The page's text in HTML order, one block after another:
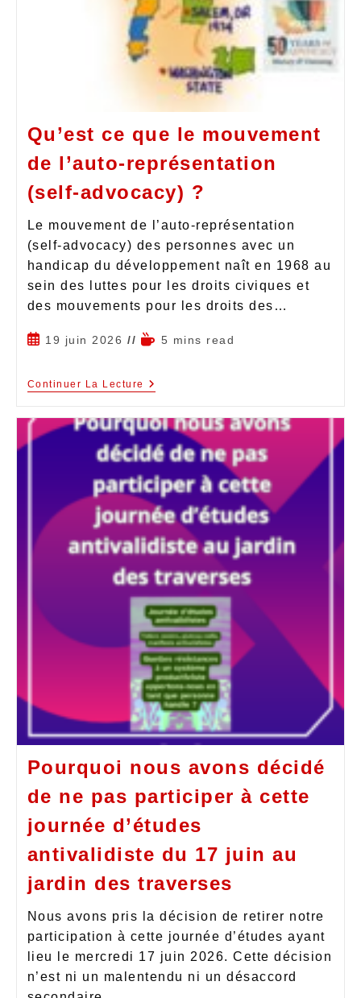
Qu’est ce que le mouvement
de l’auto-représentation
(self-advocacy) ?
Le mouvement de l’auto-représentation
(self-advocacy) des personnes avec un
handicap du développement naît en 1968 au
sein des luttes pour les droits civiques et
des mouvements pour les droits des…
19 juin 2026 5 mins read
Continuer La Lecture
Pourquoi nous avons décidé
de ne pas participer à cette
journée d’études
antivalidiste du 17 juin au
jardin des traverses
Nous avons pris la décision de retirer notre
participation à cette journée d’études ayant
lieu le mercredi 17 juin 2026. Cette décision
n’est ni un malentendu ni un désaccord